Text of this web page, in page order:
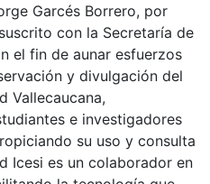
Garcés Borrero, por
con la Secretaría de
el fin de aunar esfuerzos
y divulgación del
Vallecaucana,
e investigadores
su uso y consulta
Icesi es un colaborador en